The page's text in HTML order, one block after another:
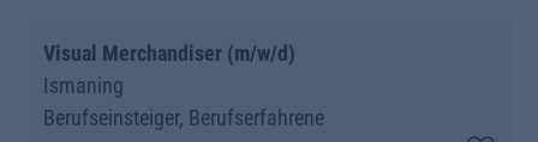
Visual Merchandiser (m/w/d)
Ismaning
Berufseinsteiger, Berufserfahrene